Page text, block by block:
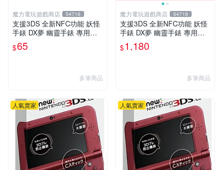
魔力電玩遊戲商店 54716
支援3DS 全新NFC功能 妖怪
手錶 DX夢 幽靈手錶 專用徽
章 夢05 神妖怪 神降臨 單包
【板橋魔力】
$65
多筆商品
魔力電玩遊戲商店 54716
支援3DS 全新NFC功能 妖怪
手錶 DX夢 幽靈手錶 專用徽
章 夢05 神妖怪 神降臨 整盒2
0包【板橋魔力】
$1,180
多筆商品
人氣賣家 人氣賣家